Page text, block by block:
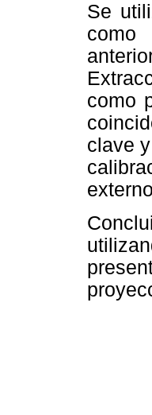
Se
como
como
clave